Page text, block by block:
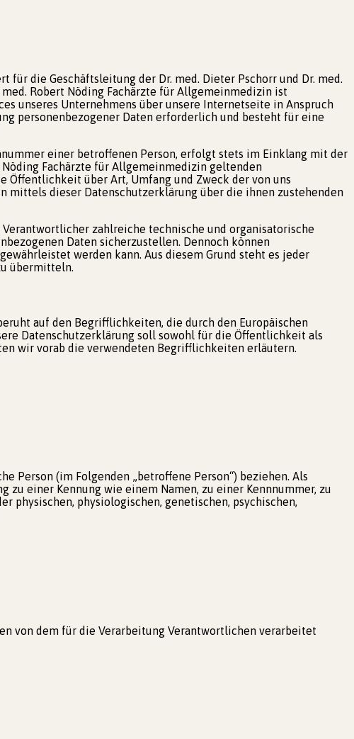
für die Geschäftsleitung der Dr. med. Dieter Pschorr und Dr. med.
Robert Nöding Fachärzte für Allgemeinmedizin ist
unseres Unternehmens über unsere Internetseite in Anspruch
personenbezogener Daten erforderlich und besteht für eine
einer betroffenen Person, erfolgt stets im Einklang mit der
Fachärzte für Allgemeinmedizin geltenden
Öffentlichkeit über Art, Umfang und Zweck der von uns
mittels dieser Datenschutzerklärung über die ihnen zustehenden
zahlreiche technische und organisatorische
Daten sicherzustellen. Dennoch können
werden kann. Aus diesem Grund steht es jeder
übermitteln.
auf den Begrifflichkeiten, die durch den Europäischen
Datenschutzerklärung soll sowohl für die Öffentlichkeit als
wir vorab die verwendeten Begrifflichkeiten erläutern.
(im Folgenden „betroffene Person“) beziehen. Als
einer Kennung wie einem Namen, zu einer Kennnummer, zu
physischen, physiologischen, genetischen, psychischen,
von dem für die Verarbeitung Verantwortlichen verarbeitet